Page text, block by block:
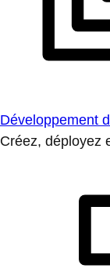
Développement
Créez, déployez